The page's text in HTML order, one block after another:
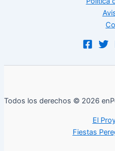
Todos los derechos © 2026
El
Fiestas